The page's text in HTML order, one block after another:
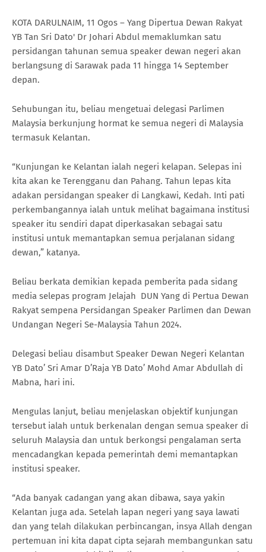
KOTA DARULNAIM, 11 Ogos – Yang Dipertua Dewan Rakyat
YB Tan Sri Dato' Dr Johari Abdul memaklumkan satu
persidangan tahunan semua speaker dewan negeri akan
berlangsung di Sarawak pada 11 hingga 14 September
depan.
Sehubungan itu, beliau mengetuai delegasi Parlimen
Malaysia berkunjung hormat ke semua negeri di Malaysia
termasuk Kelantan.
“Kunjungan ke Kelantan ialah negeri kelapan. Selepas ini
kita akan ke Terengganu dan Pahang. Tahun lepas kita
adakan persidangan speaker di Langkawi, Kedah. Inti pati
perkembangannya ialah untuk melihat bagaimana institusi
speaker itu sendiri dapat diperkasakan sebagai satu
institusi untuk memantapkan semua perjalanan sidang
dewan,” katanya.
Beliau berkata demikian kepada pemberita pada sidang
media selepas program Jelajah DUN Yang di Pertua Dewan
Rakyat sempena Persidangan Speaker Parlimen dan Dewan
Undangan Negeri Se-Malaysia Tahun 2024.
Delegasi beliau disambut Speaker Dewan Negeri Kelantan
YB Dato’ Sri Amar D’Raja YB Dato’ Mohd Amar Abdullah di
Mabna, hari ini.
Mengulas lanjut, beliau menjelaskan objektif kunjungan
tersebut ialah untuk berkenalan dengan semua speaker di
seluruh Malaysia dan untuk berkongsi pengalaman serta
mencadangkan kepada pemerintah demi memantapkan
institusi speaker.
“Ada banyak cadangan yang akan dibawa, saya yakin
Kelantan juga ada. Setelah lapan negeri yang saya lawati
dan yang telah dilakukan perbincangan, insya Allah dengan
pertemuan ini kita dapat cipta sejarah membangunkan satu